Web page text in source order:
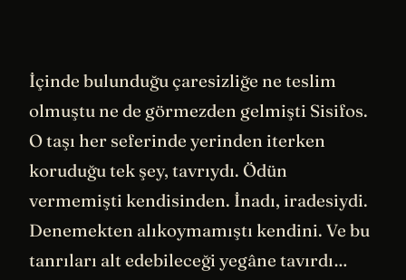
İçinde bulunduğu çaresizliğe ne teslim
olmuştu ne de görmezden gelmişti Sisifos.
O taşı her seferinde yerinden iterken
koruduğu tek şey, tavrıydı. Ödün
vermemişti kendisinden. İnadı, iradesiydi.
Denemekten alıkoymamıştı kendini. Ve bu
tanrıları alt edebileceği yegâne tavırdı…